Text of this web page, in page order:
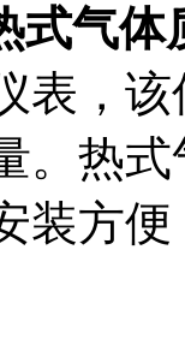
式气体
表，
。热
装方